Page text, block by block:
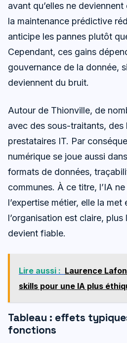
avant qu’elles ne
la maintenance prédictive
anticipe les pannes plutôt
Cependant, ces gains
gouvernance de la donnée,
deviennent du bruit.
Autour de Thionville, de
avec des sous-traitants,
prestataires IT. Par
numérique se joue aussi
formats de données,
communes. À ce titre, l’IA
l’expertise métier, elle la met
l’organisation est claire, plus
devient fiable.
Lire aussi : Laurence
skills pour une IA plus
Tableau : effets
fonctions